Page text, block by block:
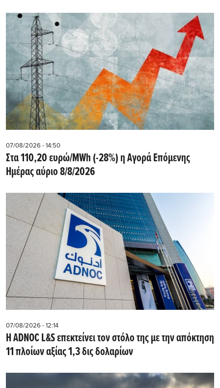
07/08/2026 - 14:50
Στα 110,20 ευρώ/MWh (-28%) η Αγορά Επόμενης
Ημέρας αύριο 8/8/2026
07/08/2026 - 12:14
Η ADNOC L&S επεκτείνει τον στόλο της με την απόκτηση
11 πλοίων αξίας 1,3 δις δολαρίων